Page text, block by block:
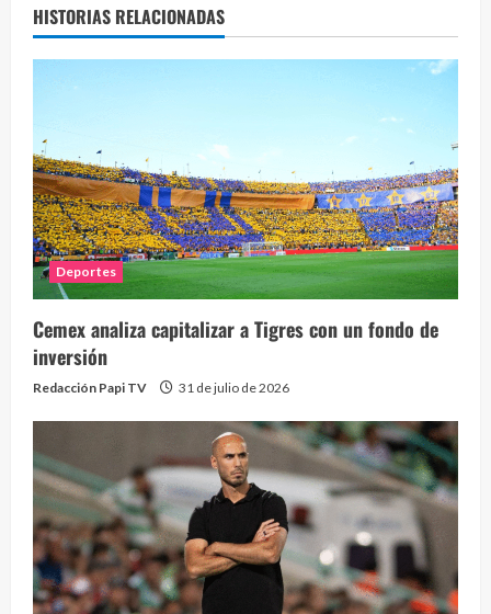
HISTORIAS RELACIONADAS
Deportes
Cemex analiza capitalizar a Tigres con un fondo de
inversión
Redacción Papi TV 31 de julio de 2026